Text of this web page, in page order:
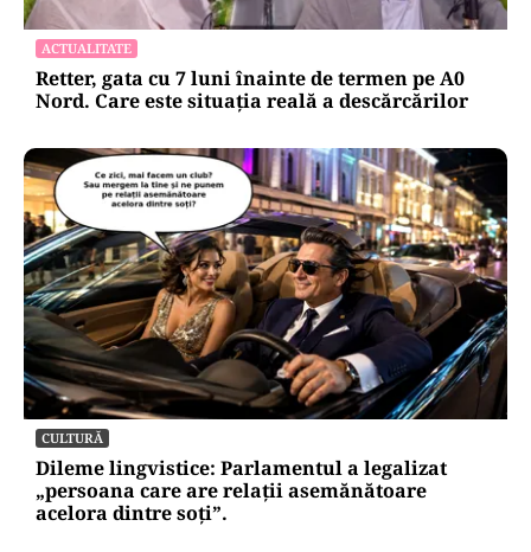
ACTUALITATE
Retter, gata cu 7 luni înainte de termen pe A0
Nord. Care este situația reală a descărcărilor
CULTURĂ
Dileme lingvistice: Parlamentul a legalizat
„persoana care are relații asemănătoare
acelora dintre soți”.